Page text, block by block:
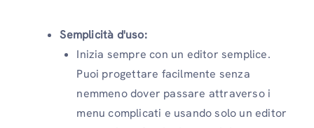
Semplicità d'uso:
Inizia sempre con un editor semplice.
Puoi progettare facilmente senza
nemmeno dover passare attraverso i
menu complicati e usando solo un editor